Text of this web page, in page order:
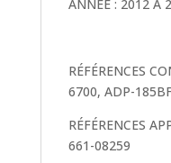
ANNÉE : 2012 À
RÉFÉRENCES
6700, ADP-
RÉFÉRENCES
661-08259